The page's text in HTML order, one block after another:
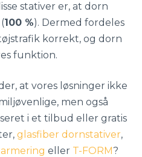
stativer er, at dorn
100 %). Dermed fordeles
korrekt, og dorn
funktion.
at vores løsninger ikke
men også
i et tilbud eller gratis
glasfiber dornstativer,
eller T-FORM?